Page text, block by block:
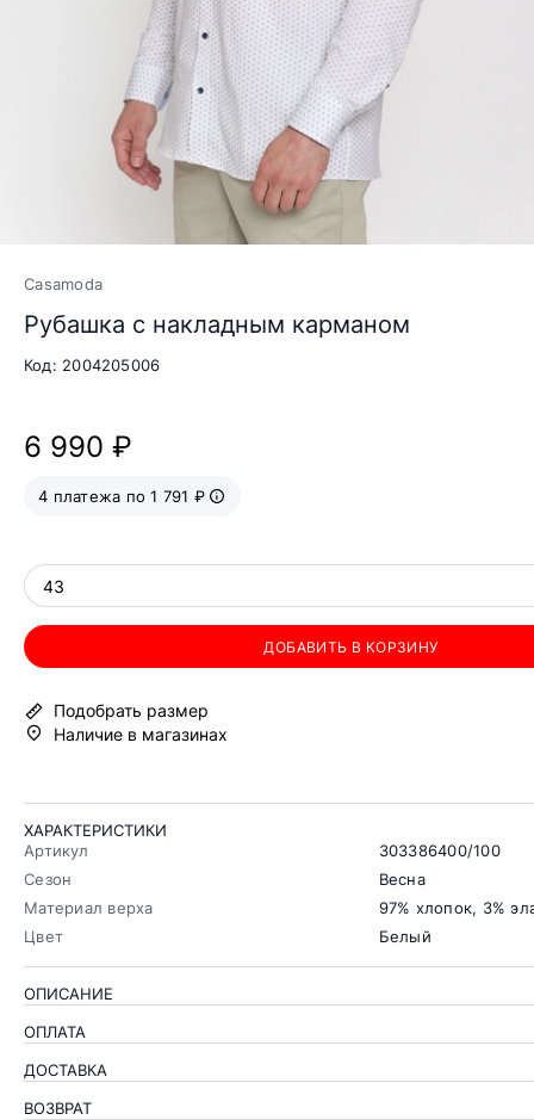
Casamoda
Рубашка с накладным карманом
Код: 2004205006
6 990 ₽
4 платежа по 1 791 ₽
43
ДОБАВИТЬ В КОРЗИНУ
Подобрать размер
Наличие в магазинах
ХАРАКТЕРИСТИКИ
Артикул
303386400/100
Сезон
Весна
Материал верха
97% хлопок, 3%
Цвет
Белый
ОПИСАНИЕ
ОПЛАТА
ДОСТАВКА
ВОЗВРАТ